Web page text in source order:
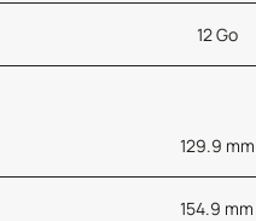
12 Go
129.9 mm
154.9 mm